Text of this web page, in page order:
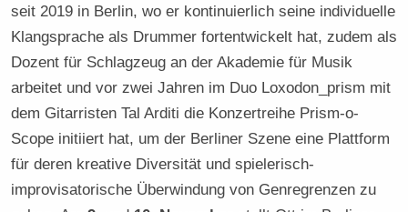
seit 2019 in Berlin, wo er kontinuierlich seine individuelle
Klangsprache als Drummer fortentwickelt hat, zudem als
Dozent für Schlagzeug an der Akademie für Musik
arbeitet und vor zwei Jahren im Duo Loxodon_prism mit
dem Gitarristen Tal Arditi die Konzertreihe Prism-o-
Scope initiiert hat, um der Berliner Szene eine Plattform
für deren kreative Diversität und spielerisch-
improvisatorische Überwindung von Genregrenzen zu